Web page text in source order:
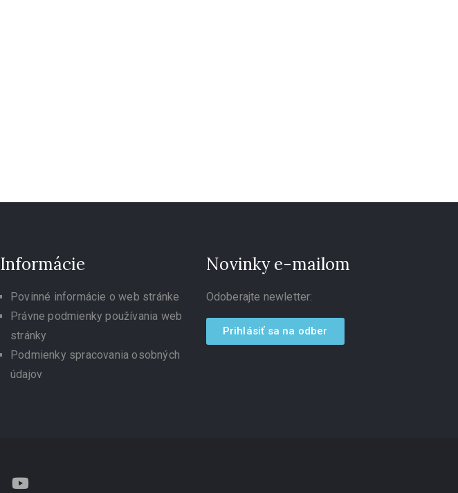
Informácie
Povinné informácie o web stránke
Právne podmienky používania web
stránky
Podmienky spracovania osobných
údajov
Novinky e-mailom
Odoberajte newletter:
Prihlásiť sa na odber